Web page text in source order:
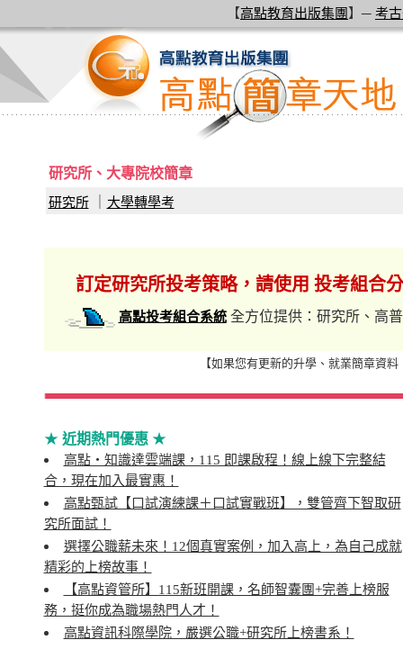
【高點教育出版集團 】─ 考
研究所、大專院校簡章
研究所｜ 大學轉學考
訂定研究所投考策略，請使用 投考組合
高點投考組合系統全方位提供：研究所、高
【如果您有更新的升學、就業簡章資料
★ 近期熱門優惠★
高點‧知識達雲端課，115 即課啟程！線上線下完整結
合，現在加入最實惠！
高點甄試【口試演練課＋口試實戰班】，雙管齊下智取研
究所面試！
選擇公職薪未來！12個真實案例，加入高上，為自己成就
精彩的上榜故事！
【高點資管所】115新班開課，名師智囊團+完善上榜服
務，挺你成為職場熱門人才！
高點資訊科際學院，嚴選公職+研究所上榜書系！